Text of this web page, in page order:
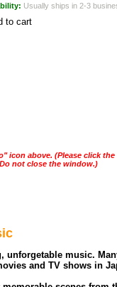
Usually ships in 2-3
icon above. (Please click
not close the window.)
music.
and TV shows in